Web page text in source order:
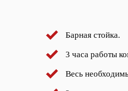
Барная стойка.
3 часа работы
Весь